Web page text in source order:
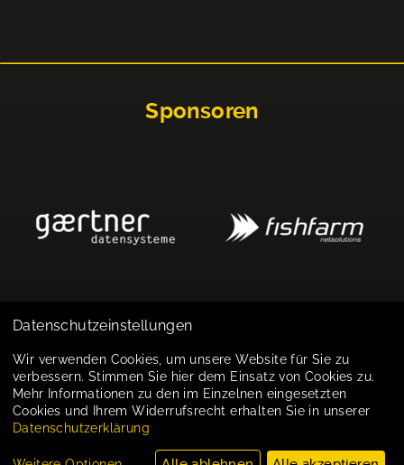
Sponsoren
Impressum
Datenschutz
Cookie-Einstellungen
Datenschutzeinstellungen
Wir verwenden Cookies, um unsere Website für Sie zu
verbessern. Stimmen Sie hier dem Einsatz von Cookies zu.
Mehr Informationen zu den im Einzelnen eingesetzten
Cookies und Ihrem Widerrufsrecht erhalten Sie in unserer
Datenschutzerklärung